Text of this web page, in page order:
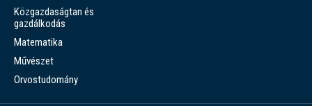
Közgazdaságtan és
gazdálkodás
Matematika
Művészet
Orvostudomány